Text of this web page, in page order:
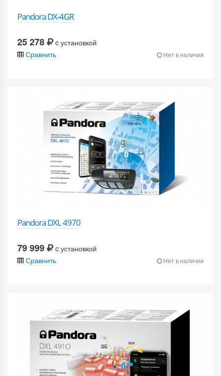
Pandora DX-4GR
25 278
c установкой
Сравнить
Нет в наличии
Pandora DXL 4970
79 999
c установкой
Сравнить
Нет в наличии